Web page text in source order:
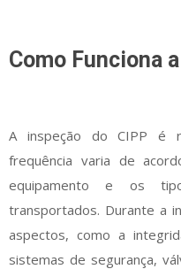
Como Funciona
A inspeção do CIPP é
frequência varia de
equipamento e os
transportados. Durante a
aspectos, como a
sistemas de segurança,